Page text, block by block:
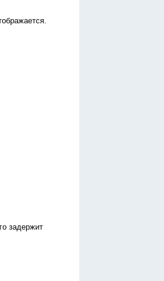
задержит